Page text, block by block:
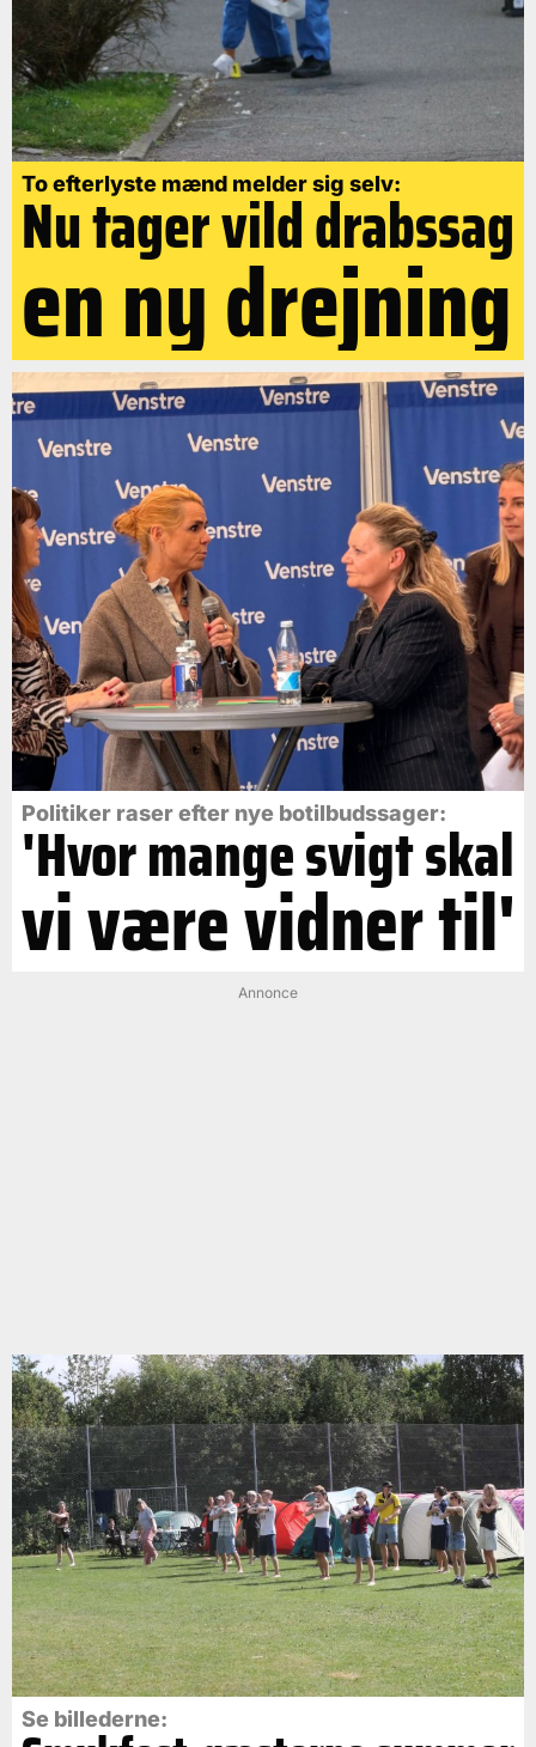
To efterlyste mænd melder sig selv:
Nu tager vild drabssag
en ny drejning
Politiker raser efter nye botilbudssager:
'Hvor mange svigt skal
vi være vidner til'
Annonce
Se billederne: